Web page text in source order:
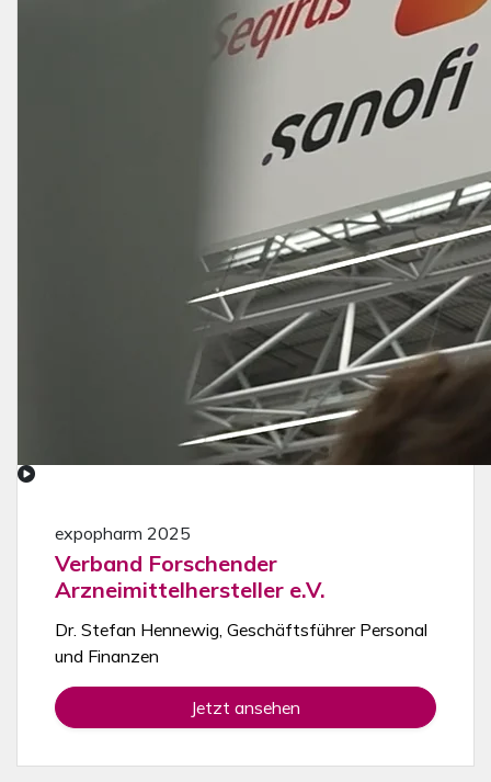
expopharm 2025
Verband Forschender
Arzneimittelhersteller e.V.
Dr. Stefan Hennewig, Geschäftsführer Personal
und Finanzen
Jetzt ansehen